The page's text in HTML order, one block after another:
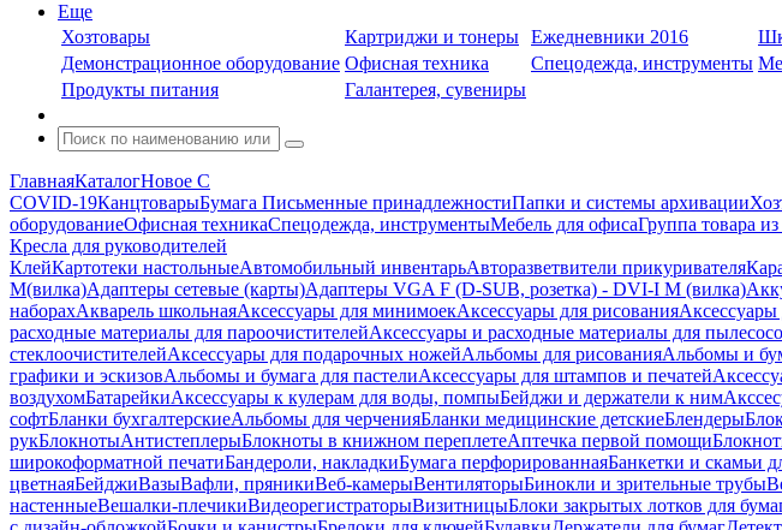
Еще
Хозтовары
Картриджи и тонеры Ежедневники 2016
Демонстрационное оборудование Офисная техника Спецодежда, инструменты
Продукты питания
Галантерея, сувениры
ГлавнаяКаталогНовое С
COVID-19КанцтоварыБумага Письменные принадлежностиПапки и системы архивации
оборудованиеОфисная техникаСпецодежда, инструментыМебель для офисаГруппа товара из
Кресла для руководителей
КлейКартотеки настольныеАвтомобильный инвентарьАвторазветвители прикуривателя
M(вилка)Адаптеры сетевые (карты)Адаптеры VGA F (D-SUB, розетка) - DVI-I M (вилка)
наборахАкварель школьнаяАксессуары для минимоекАксессуары для рисования
расходные материалы для пароочистителейАксессуары и расходные материалы для
стеклоочистителейАксессуары для подарочных ножейАльбомы для рисованияАльбомы и
графики и эскизовАльбомы и бумага для пастелиАксессуары для штампов и печатей
воздухомБатарейкиАксессуары к кулерам для воды, помпыБейджи и держатели к ним
софтБланки бухгалтерскиеАльбомы для черченияБланки медицинские детскиеБлендеры
рукБлокнотыАнтистеплерыБлокноты в книжном переплетеАптечка первой помощи
широкоформатной печатиБандероли, накладкиБумага перфорированнаяБанкетки и скамьи
цветнаяБейджиВазыВафли, пряникиВеб-камерыВентиляторыБинокли и зрительные трубы
настенныеВешалки-плечикиВидеорегистраторыВизитницыБлоки закрытых лотков для